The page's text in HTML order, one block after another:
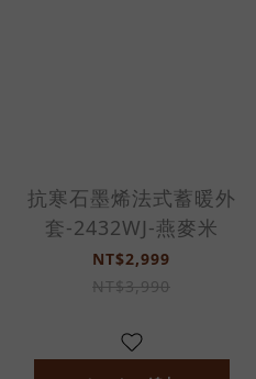
抗寒石墨烯法式蓄暖外
套-2432WJ-燕麥米
NT$2,999
NT$3,990